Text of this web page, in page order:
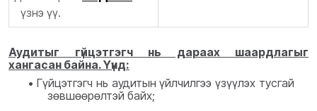
үзнэ үү.
Аудитыг гүйцэтгэгч нь дараах шаардлагыг
хангасан байна. Yүнд:
• Гүйцэтгэгч нь аудитын үйлчилгээ үзүүлэх тусгай
зөвшөөрөлтэй байх;